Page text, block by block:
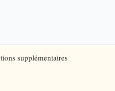
supplémentaires